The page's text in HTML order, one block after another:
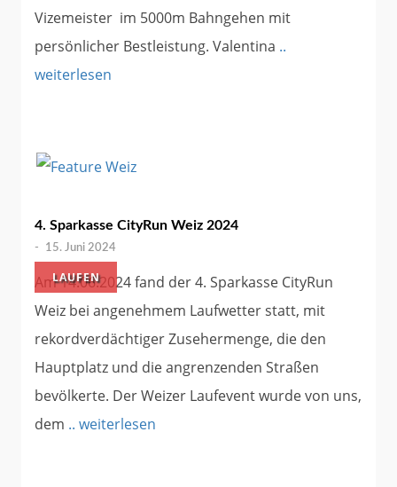
Vizemeister im 5000m Bahngehen mit
persönlicher Bestleistung. Valentina ..
weiterlesen
LAUFEN
4. Sparkasse CityRun Weiz 2024
- 15. Juni 2024
Am 14.06.2024 fand der 4. Sparkasse CityRun
Weiz bei angenehmem Laufwetter statt, mit
rekordverdächtiger Zusehermenge, die den
Hauptplatz und die angrenzenden Straßen
bevölkerte. Der Weizer Laufevent wurde von uns,
dem .. weiterlesen